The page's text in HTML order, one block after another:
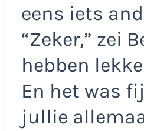
eens iets
“Zeker,” zei
hebben
En het was
jullie